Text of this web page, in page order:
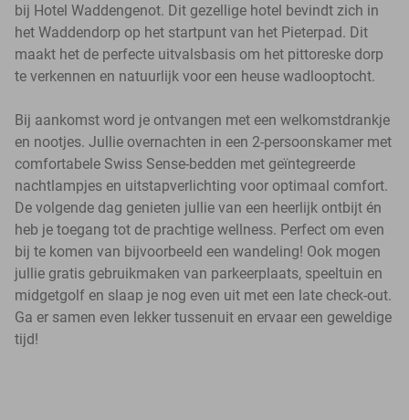
bij Hotel Waddengenot. Dit gezellige hotel bevindt zich in
het Waddendorp op het startpunt van het Pieterpad. Dit
maakt het de perfecte uitvalsbasis om het pittoreske dorp
te verkennen en natuurlijk voor een heuse wadlooptocht.
Bij aankomst word je ontvangen met een welkomstdrankje
en nootjes. Jullie overnachten in een 2-persoonskamer met
comfortabele Swiss Sense-bedden met geïntegreerde
nachtlampjes en uitstapverlichting voor optimaal comfort.
De volgende dag genieten jullie van een heerlijk ontbijt én
heb je toegang tot de prachtige wellness. Perfect om even
bij te komen van bijvoorbeeld een wandeling! Ook mogen
jullie gratis gebruikmaken van parkeerplaats, speeltuin en
midgetgolf en slaap je nog even uit met een late check-out.
Ga er samen even lekker tussenuit en ervaar een geweldige
tijd!